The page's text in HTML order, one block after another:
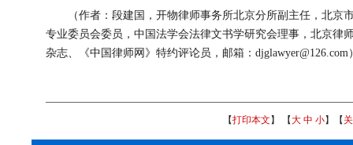
（作者：段建国，开物律师事务所北京分所副主任，北京
专业委员会委员，中国法学会法律文书学研究会理事，北京律
杂志、《中国律师网》特约评论员，邮箱：djglawyer@126.com
【打印本文 】 【大 中 小】【